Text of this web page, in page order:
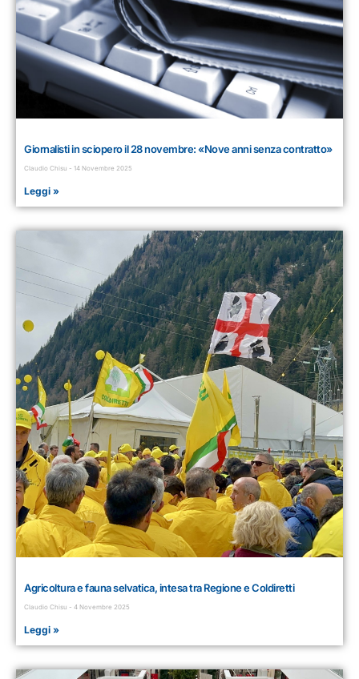
Giornalisti in sciopero il 28 novembre: «Nove anni senza contratto»
Claudio Chisu 14 Novembre 2025
Leggi »
Agricoltura e fauna selvatica, intesa tra Regione e Coldiretti
Claudio Chisu 4 Novembre 2025
Leggi »